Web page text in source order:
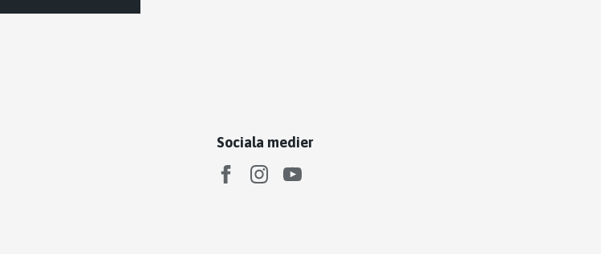
Sociala medier